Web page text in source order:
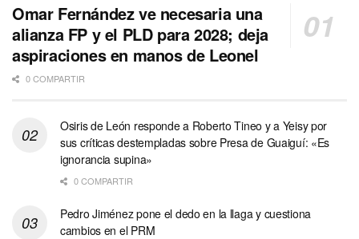
Omar Fernández ve necesaria una
alianza FP y el PLD para 2028; deja
aspiraciones en manos de Leonel
0 COMPARTIR
Osiris de León responde a Roberto Tineo y a Yeisy por
sus críticas destempladas sobre Presa de Guaiguí: «Es
ignorancia supina»
0 COMPARTIR
Pedro Jiménez pone el dedo en la llaga y cuestiona
cambios en el PRM